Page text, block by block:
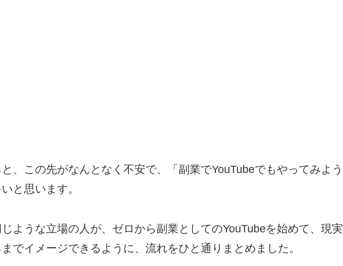
、この先がなんとなく不安で、「副業でYouTubeでもやってみよう
と思います。
ような立場の人が、ゼロから副業としてのYouTubeを始めて、現実
でイメージできるように、流れをひと通りまとめました。